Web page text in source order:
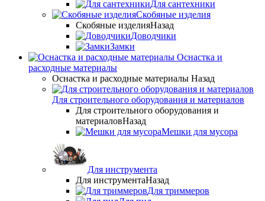
Для сантехники
Скобяные изделия
Скобяные изделияНазад
Доводчики
Замки
Оснастка и
расходные материалы
Оснастка и расходные материалы Назад
Для строительного оборудования и материалов
Для строительного оборудования и
материаловНазад
Мешки для мусора
Для инструмента
Для инструментаНазад
Для триммеров